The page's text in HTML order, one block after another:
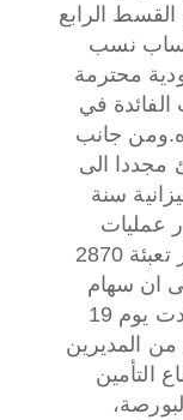
الرابع
نسب
محترمة
في
ومن جانب
مجددا الى
سنة
عمليات
اصدار رقاعة الخزينة. ومن المنتظر تعبئة 2870
ان سهام
البوغديري نمصيّة وزيرة المالية عقدت يوم 19
من المديرين
التأمين